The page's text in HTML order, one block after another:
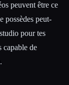
peuvent être ce
possèdes peut-
pour tes
capable de